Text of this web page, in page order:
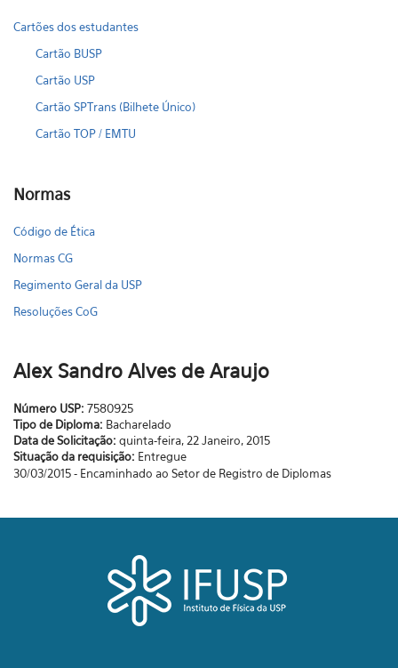
Cartões dos estudantes
Cartão BUSP
Cartão USP
Cartão SPTrans (Bilhete Único)
Cartão TOP / EMTU
Normas
Código de Ética
Normas CG
Regimento Geral da USP
Resoluções CoG
Alex Sandro Alves de Araujo
Número USP: 7580925
Tipo de Diploma: Bacharelado
Data de Solicitação: quinta-feira, 22 Janeiro, 2015
Situação da requisição: Entregue
30/03/2015 - Encaminhado ao Setor de Registro de Diplomas